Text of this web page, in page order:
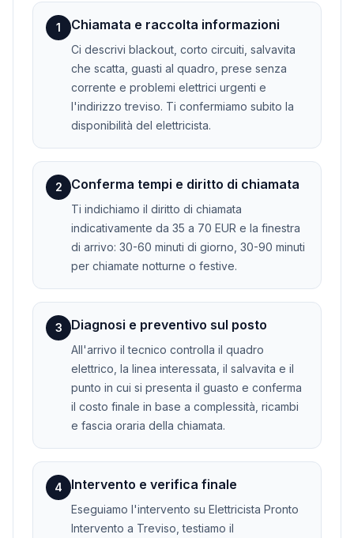
1 Chiamata e raccolta informazioni
Ci descrivi blackout, corto circuiti, salvavita
che scatta, guasti al quadro, prese senza
corrente e problemi elettrici urgenti e
l'indirizzo treviso. Ti confermiamo subito la
disponibilità del elettricista.
2 Conferma tempi e diritto di chiamata
Ti indichiamo il diritto di chiamata
indicativamente da 35 a 70 EUR e la finestra
di arrivo: 30-60 minuti di giorno, 30-90 minuti
per chiamate notturne o festive.
3 Diagnosi e preventivo sul posto
All'arrivo il tecnico controlla il quadro
elettrico, la linea interessata, il salvavita e il
punto in cui si presenta il guasto e conferma
il costo finale in base a complessità, ricambi
e fascia oraria della chiamata.
4 Intervento e verifica finale
Eseguiamo l'intervento su Elettricista Pronto
Intervento a Treviso, testiamo il